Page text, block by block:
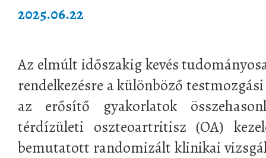
2025.06.22
Az elmúlt időszakig kevés
rendelkezésre a különböző
az erősítő gyakorlatok
térdízületi oszteoartritisz (OA)
bemutatott randomizált klinikai